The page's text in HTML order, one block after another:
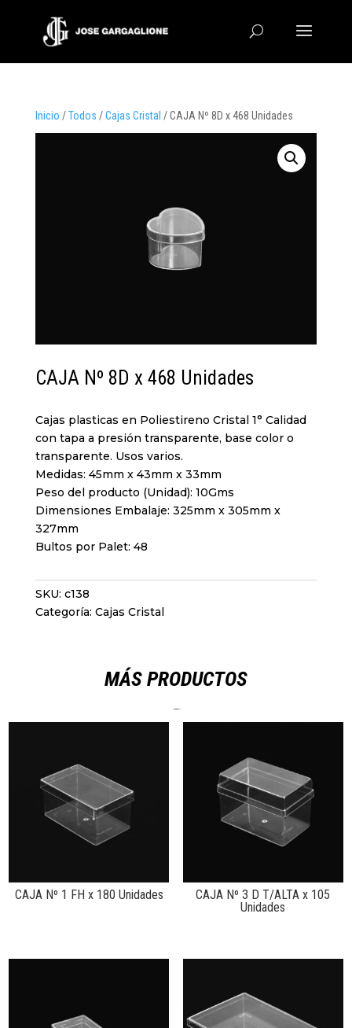
Inicio /Todos /Cajas Cristal / CAJA Nº 8D x 468 Unidades
CAJA Nº 8D x 468 Unidades
Cajas plasticas en Poliestireno Cristal 1° Calidad
con tapa a presión transparente, base color o
transparente. Usos varios.
Medidas: 45mm x 43mm x 33mm
Peso del producto (Unidad): 10Gms
Dimensiones Embalaje: 325mm x 305mm x
327mm
Bultos por Palet: 48
SKU: c138
Categoría: Cajas Cristal
MÁS PRODUCTOS
CAJA Nº 1 FH x 180 Unidades
CAJA Nº 3 D T/ALTA x 105
Unidades